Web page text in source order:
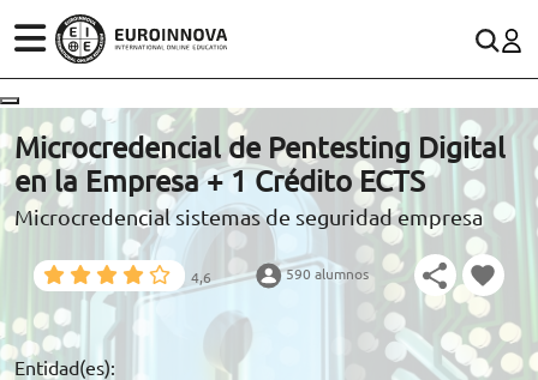
ÁREAS
ESTUDIOS
CONOCE EUROINNOVA
BECAS Y FINANCIACIÓN
CONTACTO ES
(+34)958 050 200(gratuito en España)
900 831 200
formacion@euroinnova.com
TRABAJA CON NOSOTROS
Microcredencial de Pentesting Digital
en la Empresa + 1 Crédito ECTS
Microcredencial sistemas de seguridad empresa
4,6 590 alumnos
Entidad(es):